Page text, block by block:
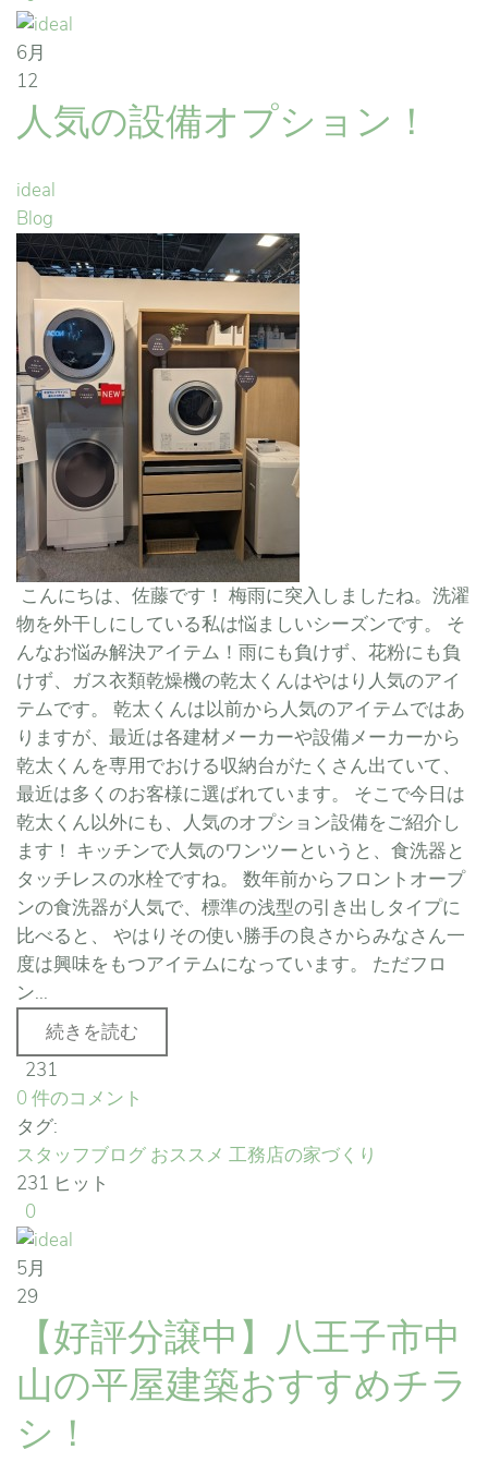
6月
12
人気の設備オプション！
ideal
Blog
こんにちは、佐藤です！ 梅雨に突入しましたね。洗濯
物を外干しにしている私は悩ましいシーズンです。 そ
んなお悩み解決アイテム！雨にも負けず、花粉にも負
けず、ガス衣類乾燥機の乾太くんはやはり人気のアイ
テムです。 乾太くんは以前から人気のアイテムではあ
りますが、最近は各建材メーカーや設備メーカーから
乾太くんを専用でおける収納台がたくさん出ていて、
最近は多くのお客様に選ばれています。 そこで今日は
乾太くん以外にも、人気のオプション設備をご紹介し
ます！ キッチンで人気のワンツーというと、食洗器と
タッチレスの水栓ですね。 数年前からフロントオープ
ンの食洗器が人気で、標準の浅型の引き出しタイプに
比べると、 やはりその使い勝手の良さからみなさん一
度は興味をもつアイテムになっています。 ただフロ
ン...
続きを読む
231
0 件のコメント
タグ:
スタッフブログ おススメ 工務店の家づくり
231 ヒット
0
5月
29
【好評分譲中】八王子市中
山の平屋建築おすすめチラ
シ！